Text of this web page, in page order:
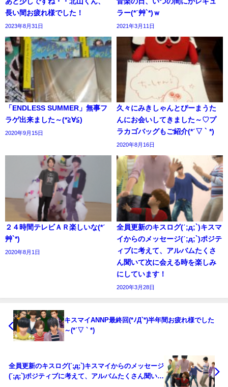
長い間お疲れ様でした！
2023年8月31日
ラー(*ˊ艸`*)ｗ
2021年3月11日
「ENDLESS SUMMER」無事フ
ラゲ出来ました～(*≧∀≦)
2020年9月15日
久々にみきしゃんとぴーまうた
んにお会いしてきました～♡プ
ラカゴバッグもご紹介(*ˊ▽ ` *)
2020年8月16日
２４時間テレビＡＲ楽しいな(*ˊ
艸`*)
2020年8月1日
全員更新のキスログ(ˊ;д;`)キスマ
イからのメッセージ(ˊ;д;`)ポジテ
ィブに考えて、アルバムたくさ
ん聞いて次に会える時を楽しみ
にしています！
2020年3月28日
キスマイANNP最終回(*ﾉД`*)半年間お疲れ様でした
～(*ˊ▽ ` *)
全員更新のキスログ(ˊ;д;`)キスマイからのメッセージ
(ˊ;д;`)ポジティブに考えて、アルバムたくさん聞いて